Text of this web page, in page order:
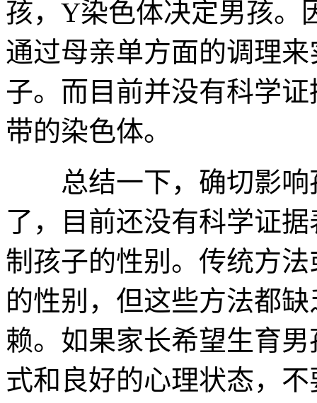
孩，Y染色体决定男孩。
通过母亲单方面的调理
子。而目前并没有科学
带的染色体。
总结一下，确切影响
了，目前还没有科学证
制孩子的性别。传统方
的性别，但这些方法都
赖。如果家长希望生育
式和良好的心理状态，